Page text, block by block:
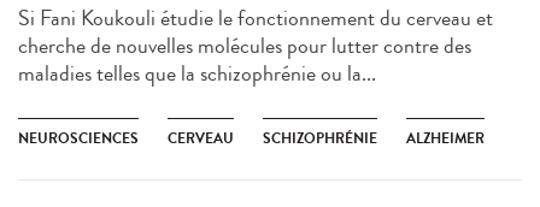
Si Fani Koukouli étudie le fonctionnement du cerveau et
cherche de nouvelles molécules pour lutter contre des
maladies telles que la schizophrénie ou la...
NEUROSCIENCES CERVEAU SCHIZOPHRÉNIE ALZHEIMER